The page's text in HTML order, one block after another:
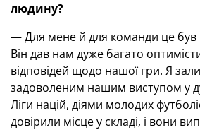
людину?
— Для мене й для команди це був
Він дав нам дуже багато
відповідей щодо нашої гри. Я
задоволеним нашим виступом у
Ліги націй, діями молодих
довірили місце у складі, і вони